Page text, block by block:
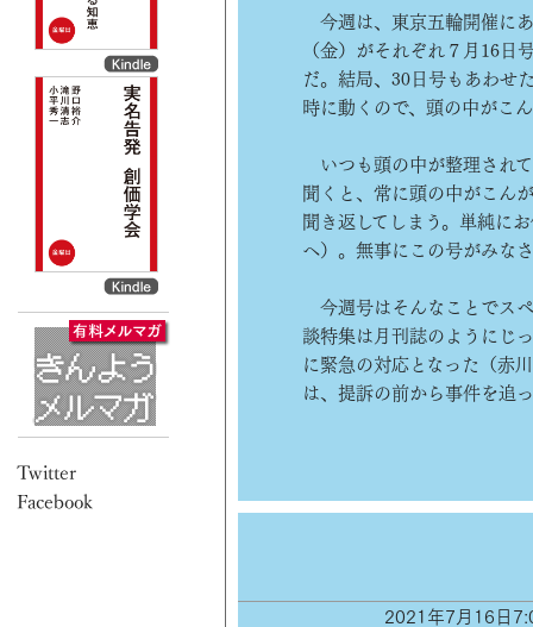
今週は、東京五輪開催に
（金）がそれぞれ７月16日
だ。結局、30日号もあわせ
時に動くので、頭の中がこ
いつも頭の中が整理され
聞くと、常に頭の中がこん
聞き返してしまう。単純に
へ）。無事にこの号がみな
今週号はそんなことでス
談特集は月刊誌のようにじ
に緊急の対応となった（赤
は、提訴の前から事件を追
2021年7月16日